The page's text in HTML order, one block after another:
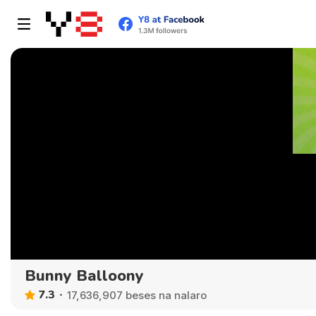
Bunny Balloony
7.3 17,636,907 beses na nalaro